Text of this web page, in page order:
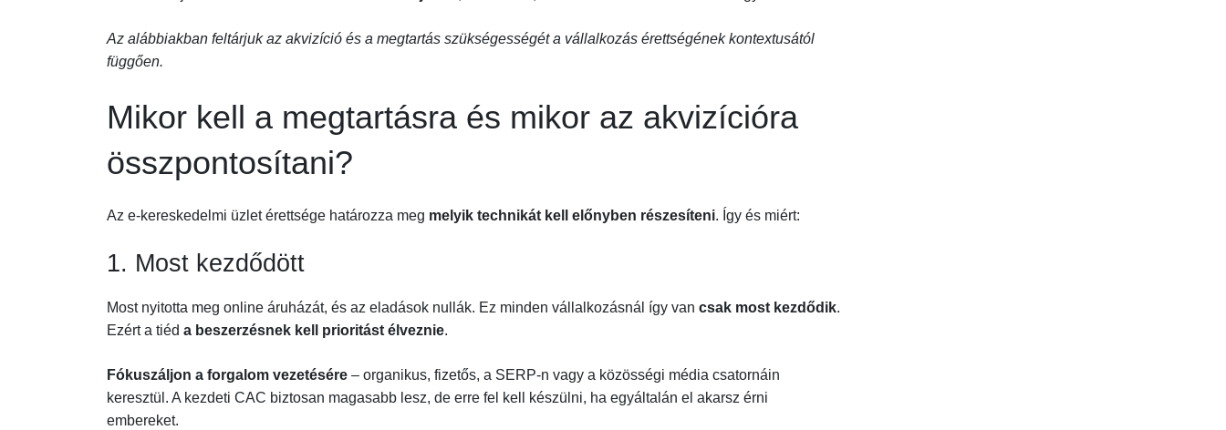
Az alábbiakban feltárjuk az akvizíció és a megtartás szükségességét a vállalkozás érettségének kontextusától
függően.
Mikor kell a megtartásra és mikor az akvizícióra
összpontosítani?
Az e-kereskedelmi üzlet érettsége határozza meg melyik technikát kell előnyben részesíteni. Így és miért:
1. Most kezdődött
Most nyitotta meg online áruházát, és az eladások nullák. Ez minden vállalkozásnál így van csak most kezdődik.
Ezért a tiéd a beszerzésnek kell prioritást élveznie.
Fókuszáljon a forgalom vezetésére – organikus, fizetős, a SERP-n vagy a közösségi média csatornáin
keresztül. A kezdeti CAC biztosan magasabb lesz, de erre fel kell készülni, ha egyáltalán el akarsz érni
embereket.